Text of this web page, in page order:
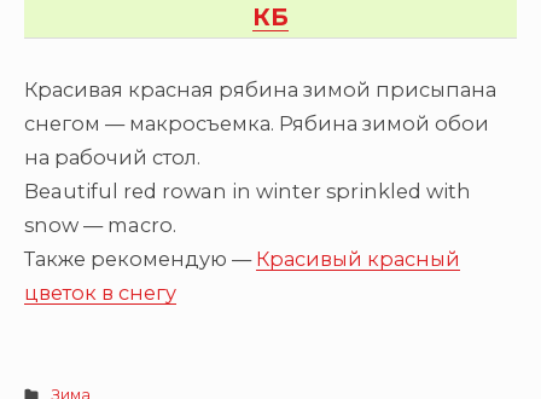
КБ
Красивая красная рябина зимой присыпана
снегом — макросъемка. Рябина зимой обои
на рабочий стол.
Beautiful red rowan in winter sprinkled with
snow — macro.
Также рекомендую — Красивый красный
цветок в снегу
Зима